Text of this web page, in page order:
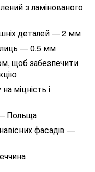
з ламінованого
деталей — 2 мм
— 0.5 мм
щоб забезпечити
міцність і
Польща
фасадів —